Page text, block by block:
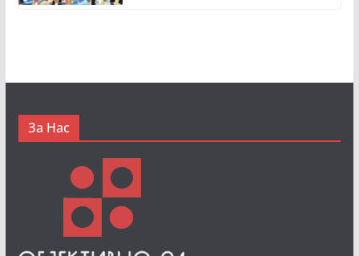
За Нас